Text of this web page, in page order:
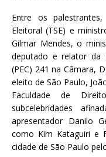
Entre os
Eleitoral (TSE) e
Gilmar Mendes, o
deputado e relator da
(PEC) 241 na Câmara,
eleito de São Paulo,
Faculdade de
subcelebridades
apresentador Danilo
como Kim Kataguiri e
cidade de São Paulo